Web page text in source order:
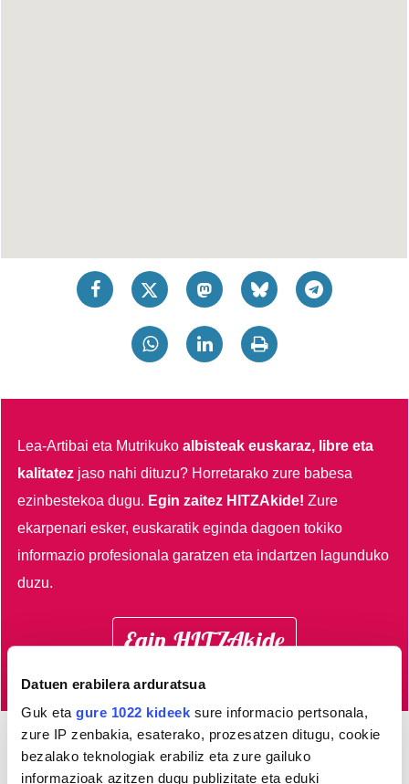
Datuen erabilera arduratsua
Guk eta gure 1022 kideek sure informacio pertsonala,
zure IP zenbakia, esaterako, prozesatzen ditugu, cookie
bezalako teknologiak erabiliz eta zure gailuko
informazioak azitzen dugu publizitate eta eduki
Lea-Artibai eta Mutrikukoalbisteak euskaraz, libre eta
kalitatez jaso nahi dituzu? Horretarako zure babesa
ezinbestekoa dugu. Egin zaitez HITZAkide!Zure
ekarpenari esker, euskaratik eginda dagoen tokiko
informazio profesionala garatzen eta indartzen lagunduko
duzu.
Egin HITZAkide
Azken 3 egunetako irakurrienak